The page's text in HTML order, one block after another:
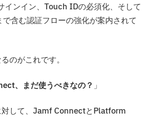
インイン、Touch IDの必須化、そして
含む認証フローの強化が案内されて
のがこれです。
、まだ使うべきなの？」
対して、Jamf ConnectとPlatform